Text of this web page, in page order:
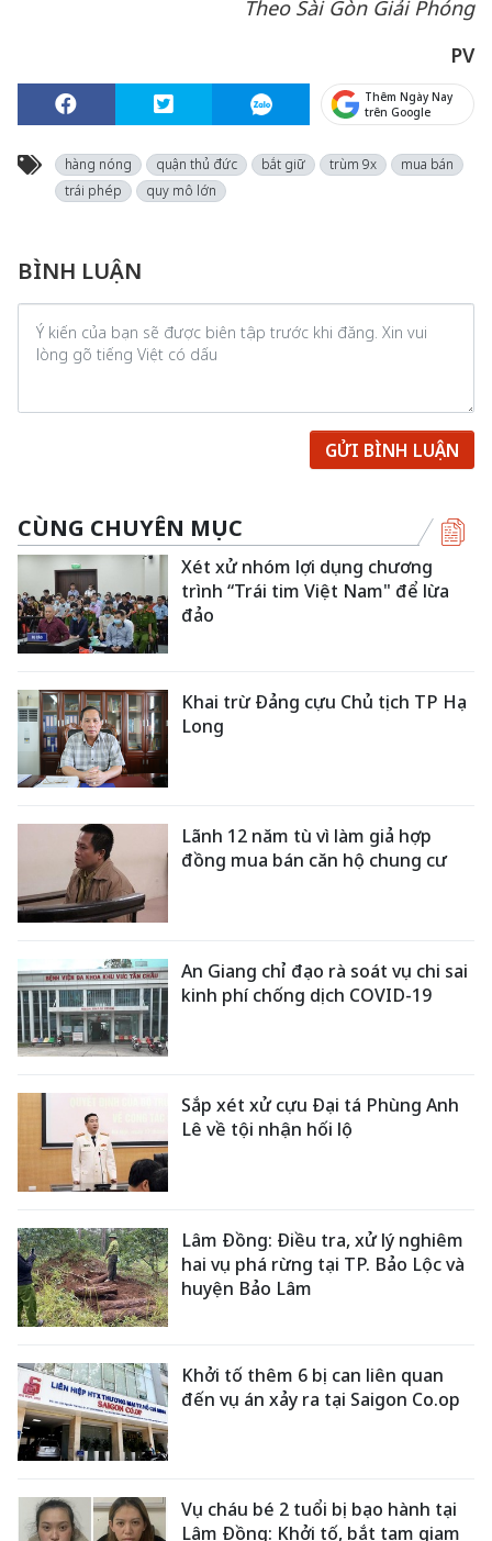
Theo Sài Gòn Giải Phóng
PV
Thêm Ngày Nay
trên Google
hàng nóng quận thủ đức bắt giữ trùm 9x
mua bán
trái phép
quy mô lớn
BÌNH LUẬN
GỬI BÌNH LUẬN
CÙNG CHUYÊN MỤC
Xét xử nhóm lợi dụng chương
trình “Trái tim Việt Nam" để lừa
đảo
Khai trừ Đảng cựu Chủ tịch TP Hạ
Long
Lãnh 12 năm tù vì làm giả hợp
đồng mua bán căn hộ chung cư
An Giang chỉ đạo rà soát vụ chi sai
kinh phí chống dịch COVID-19
Sắp xét xử cựu Đại tá Phùng Anh
Lê về tội nhận hối lộ
Lâm Đồng: Điều tra, xử lý nghiêm
hai vụ phá rừng tại TP. Bảo Lộc và
huyện Bảo Lâm
Khởi tố thêm 6 bị can liên quan
đến vụ án xảy ra tại Saigon Co.op
Vụ cháu bé 2 tuổi bị bạo hành tại
Lâm Đồng: Khởi tố, bắt tạm giam